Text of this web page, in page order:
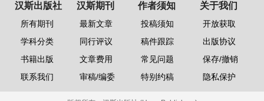
汉斯出版社
所有期刊
学科分类
书籍出版
联系我们
汉斯期刊
最新文章
同行评议
文章费用
审稿/编委
作者须知
投稿须知
稿件跟踪
常见问题
特别约稿
关于我们
开放获取
出版协议
保存/撤销
隐私保护